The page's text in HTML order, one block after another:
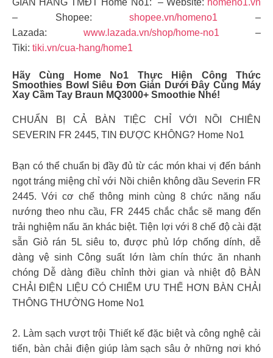
– Shopee:shopee.vn/homeno1 –
Lazada: www.lazada.vn/shop/home-no1 –
Tiki: tiki.vn/cua-hang/home1
Hãy Cùng Home No1 Thực Hiện Công Thức
Smoothies Bowl Siêu Đơn Giản Dưới Đây Cùng Máy
Xay Cầm Tay Braun MQ3000+ Smoothie Nhé!
CHUẨN BỊ CẢ BÀN TIỆC CHỈ VỚI NỒI CHIÊN
SEVERIN FR 2445, TIN ĐƯỢC KHÔNG? Home No1
Bạn có thể chuẩn bị đầy đủ từ các món khai vị đến bánh
ngọt tráng miệng chỉ với Nồi chiên không dầu Severin FR
2445. Với cơ chế thông minh cùng 8 chức năng nấu
nướng theo nhu cầu, FR 2445 chắc chắc sẽ mang đến
trải nghiệm nấu ăn khác biệt. Tiện lợi với 8 chế độ cài đặt
sẵn Giỏ rán 5L siêu to, được phủ lớp chống dính, dễ
dàng vệ sinh Công suất lớn làm chín thức ăn nhanh
chóng Dễ dàng điều chỉnh thời gian và nhiệt độ BÀN
CHẢI ĐIỆN LIỆU CÓ CHIẾM ƯU THẾ HƠN BÀN CHẢI
THÔNG THƯỜNG Home No1
2. Làm sạch vượt trội Thiết kế đặc biệt và công nghệ cải
tiến, bàn chải điện giúp làm sạch sâu ở những nơi khó